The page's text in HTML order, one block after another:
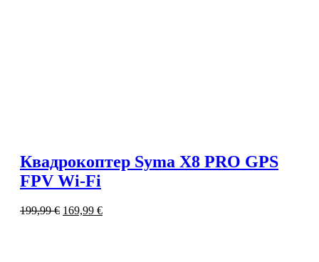
Квадрокоптер Syma X8 PRO GPS
FPV Wi-Fi
199,99€ 169,99 €